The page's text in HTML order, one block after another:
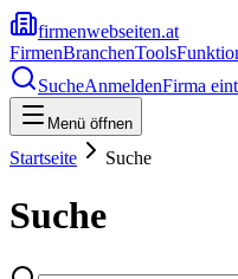
firmenwebseiten.at
FirmenBranchenTools
SucheAnmeldenFirma
Menü öffnen
Startseite Suche
Suche